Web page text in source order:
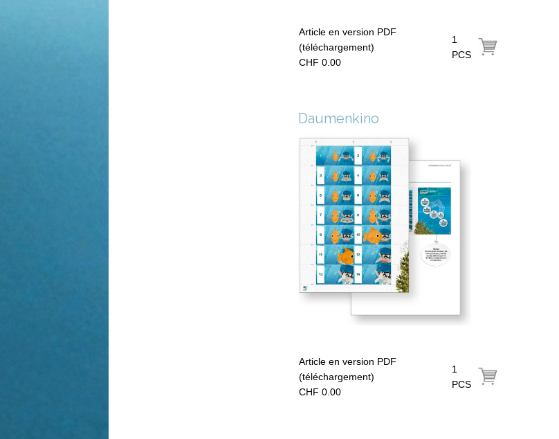
Article en version PDF
(téléchargement)
CHF 0.00
1
PCS
Daumenkino
Article en version PDF
(téléchargement)
CHF 0.00
1
PCS